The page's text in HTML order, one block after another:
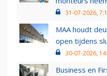
31-07-2026,
MAA houdt
open tijdens
30-07-2026,
Business en